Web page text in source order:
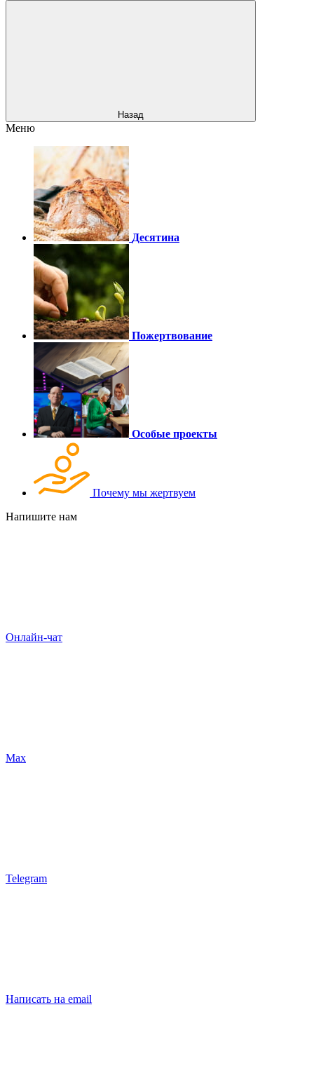
Назад
Меню
Десятина
Пожертвование
Особые проекты
Почему мы жертвуем
Напишите нам
Онлайн-чат
Max
Telegram
Написать на email